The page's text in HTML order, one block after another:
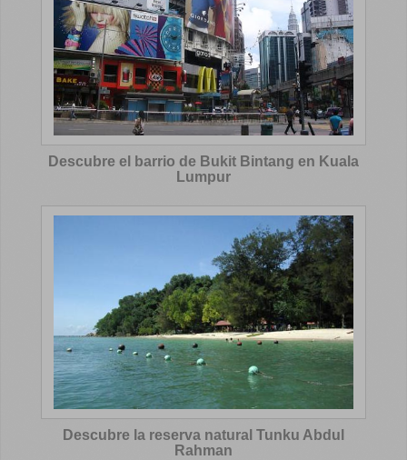
Descubre el barrio de Bukit Bintang en Kuala
Lumpur
Descubre la reserva natural Tunku Abdul
Rahman